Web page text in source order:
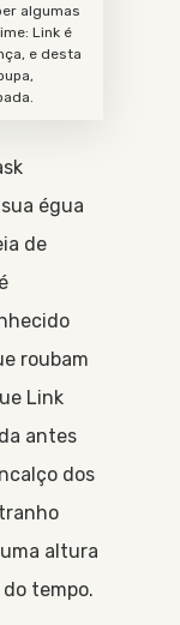
algumas
Link é
e desta
égua
de
roubam
Link
antes
dos
altura
tempo.